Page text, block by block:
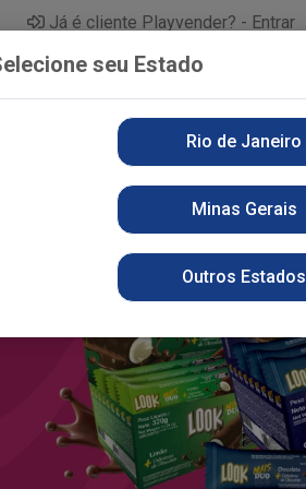
Já é cliente Playvender? - Entrar
seu Estado
Rio de Janeiro
Minas Gerais
Outros Estados